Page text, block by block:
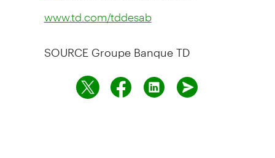
www.td.com/tddesab
SOURCE Groupe Banque TD